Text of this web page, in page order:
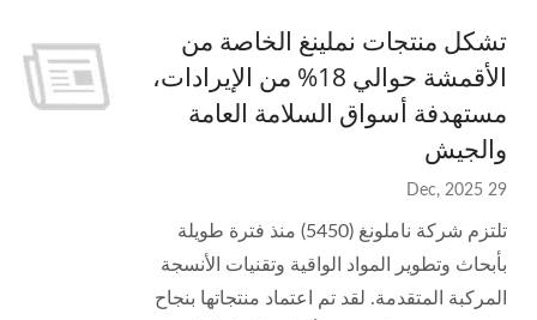
تشكل منتجات نملينغ الخاصة من
الأقمشة حوالي 18% من الإيرادات،
مستهدفة أسواق السلامة العامة
والجيش
29 Dec, 2025
تلتزم شركة ناملونغ (5450) منذ فترة طويلة
بأبحاث وتطوير المواد الواقية وتقنيات الأنسجة
المركبة المتقدمة. لقد تم اعتماد منتجاتها بنجاح